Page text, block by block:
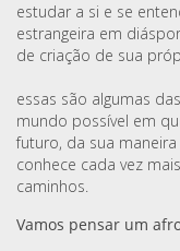
estudar a si e se
estrangeira em
de criação de sua
essas são algumas
mundo possível em
futuro, da sua
conhece cada vez
caminhos.
Vamos pensar um